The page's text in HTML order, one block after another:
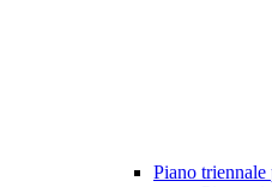
Piano triennale